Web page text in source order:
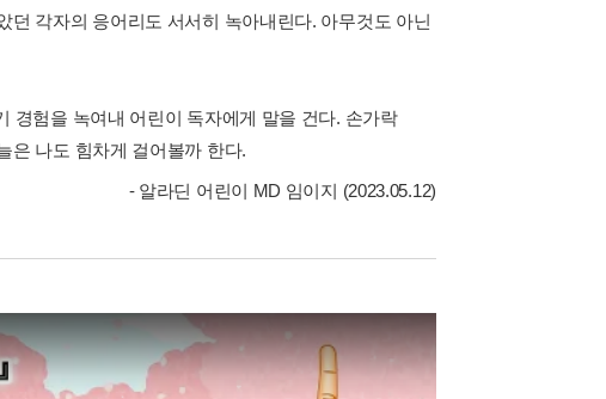
각자의 응어리도 서서히 녹아내린다. 아무것도 아닌
경험을 녹여내 어린이 독자에게 말을 건다. 손가락
은 나도 힘차게 걸어볼까 한다.
- 알라딘 어린이 MD 임이지 (2023.05.12)